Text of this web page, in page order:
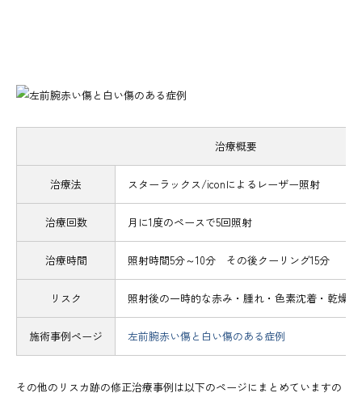
治療概要
治療法 スターラックス/iconによるレーザー照射
治療回数 月に1度のペースで5回照射
治療時間 照射時間5分～10分 その後クーリング15分
リスク 照射後の一時的な赤み・腫れ・色素沈着・乾燥
施術事例ページ 左前腕赤い傷と白い傷のある症例
その他のリスカ跡の修正治療事例は以下のページにまとめていますの